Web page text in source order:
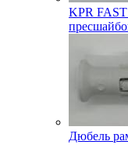
KPR
Дюбель